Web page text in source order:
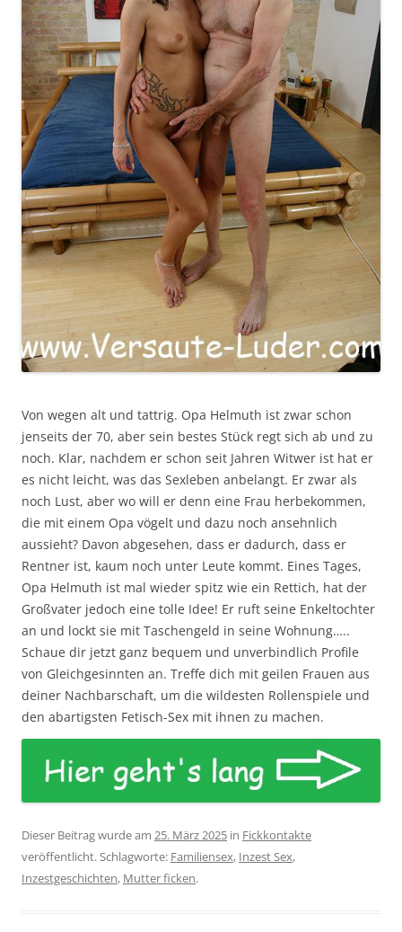
Von wegen alt und tattrig. Opa Helmuth ist zwar schon
jenseits der 70, aber sein bestes Stück regt sich ab und zu
noch. Klar, nachdem er schon seit Jahren Witwer ist hat er
es nicht leicht, was das Sexleben anbelangt. Er zwar als
noch Lust, aber wo will er denn eine Frau herbekommen,
die mit einem Opa vögelt und dazu noch ansehnlich
aussieht? Davon abgesehen, dass er dadurch, dass er
Rentner ist, kaum noch unter Leute kommt. Eines Tages,
Opa Helmuth ist mal wieder spitz wie ein Rettich, hat der
Großvater jedoch eine tolle Idee! Er ruft seine Enkeltochter
an und lockt sie mit Taschengeld in seine Wohnung…..
Schaue dir jetzt ganz bequem und unverbindlich Profile
von Gleichgesinnten an. Treffe dich mit geilen Frauen aus
deiner Nachbarschaft, um die wildesten Rollenspiele und
den abartigsten Fetisch-Sex mit ihnen zu machen.
Dieser Beitrag wurde am 25. März 2025 in Fickkontakte
veröffentlicht. Schlagworte: Familiensex, Inzest Sex,
Inzestgeschichten, Mutter ficken.